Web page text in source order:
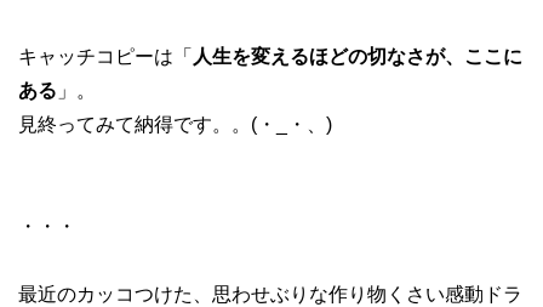
キャッチコピーは「 人生を変えるほどの切なさが、ここに
ある 」。
見終ってみて納得です。。(・_・、)
・・・
最近のカッコつけた、思わせぶりな作り物くさい感動ドラ